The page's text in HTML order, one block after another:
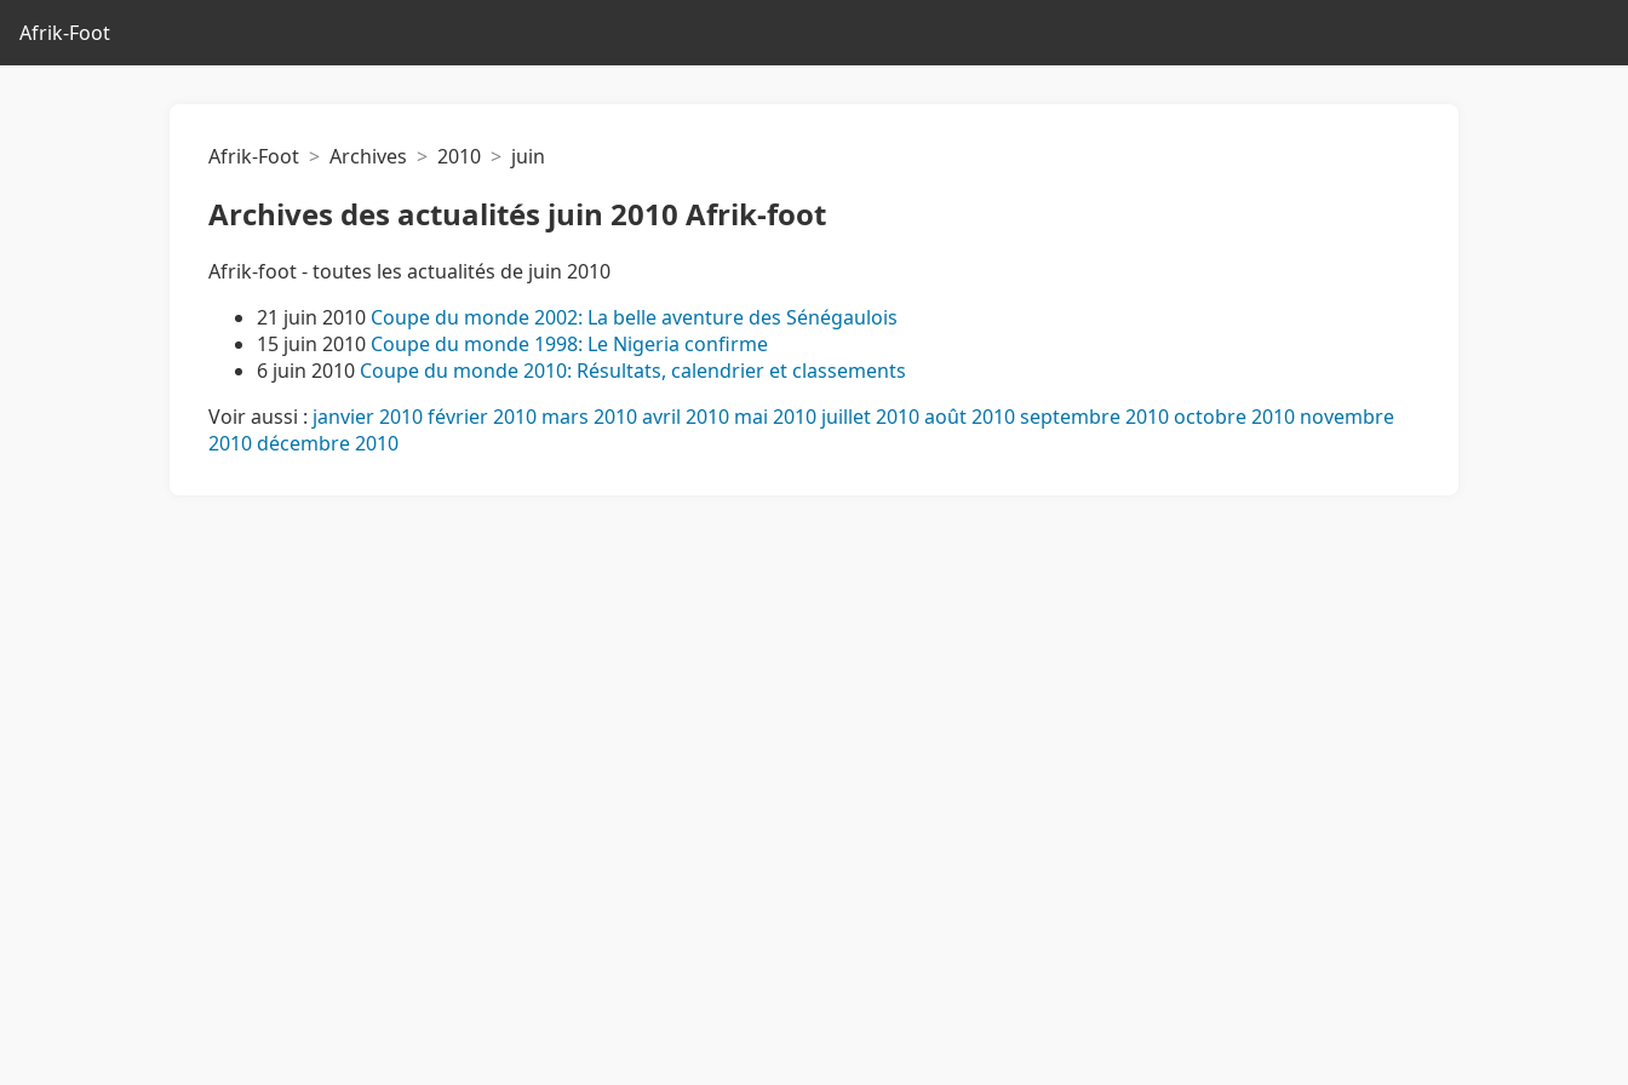
Afrik-Foot
Afrik-Foot Archives 2010 juin
Archives des actualités juin 2010 Afrik-foot
Afrik-foot - toutes les actualités de juin 2010
21 juin 2010 Coupe du monde 2002: La belle aventure des Sénégaulois
15 juin 2010 Coupe du monde 1998: Le Nigeria confirme
6 juin 2010 Coupe du monde 2010: Résultats, calendrier et classements
Voir aussi : janvier 2010février 2010 mars 2010avril 2010 mai 2010 juillet 2010août 2010septembre 2010octobre 2010 novembre
2010décembre 2010